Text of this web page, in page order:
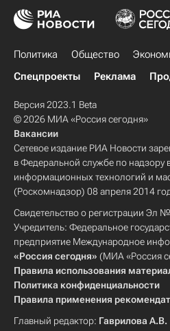
Политика Общество
Спецпроекты
Реклама
Версия 2023.1 Beta
© 2026 МИА «Россия сегодня»
Вакансии
Сетевое издание РИА Новости
в Федеральной службе по надзору
информационных технологий и
(Роскомнадзор) 08 апреля 2014
Свидетельство о регистрации Эл
Учредитель: Федеральное
предприятие Международное
«Россия сегодня» (МИА «Россия
Правила использования
Политика конфиденциальности
Правила применения
Главный редактор: Гаврилова А.В.